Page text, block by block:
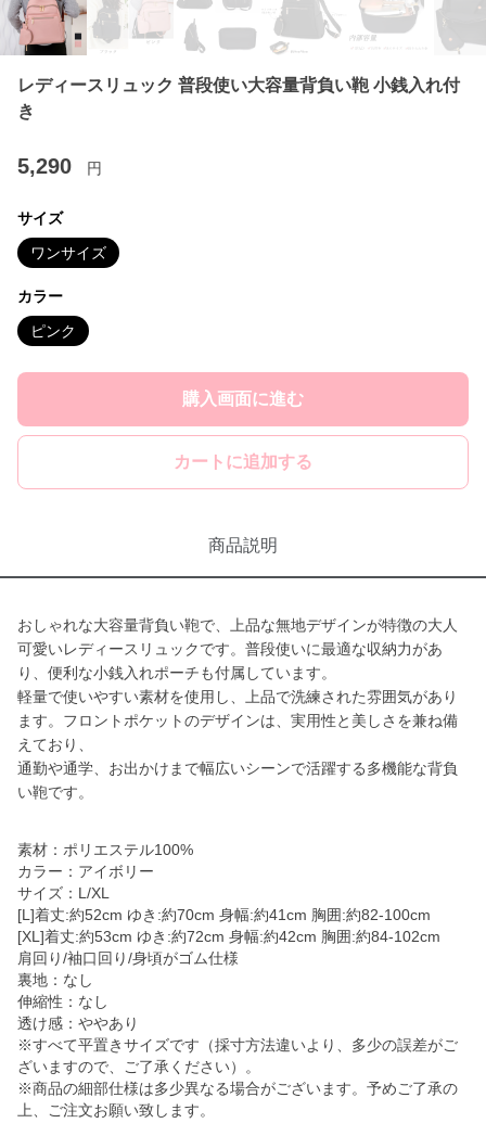
レディースリュック 普段使い大容量背負い鞄 小銭入れ付
き
5,290 円
サイズ
ワンサイズ
カラー
ピンク
購入画面に進む
カートに追加する
商品説明
おしゃれな大容量背負い鞄で、上品な無地デザインが特徴の大人
可愛いレディースリュックです。普段使いに最適な収納力があ
り、便利な小銭入れポーチも付属しています。
軽量で使いやすい素材を使用し、上品で洗練された雰囲気があり
ます。フロントポケットのデザインは、実用性と美しさを兼ね備
えており、
通勤や通学、お出かけまで幅広いシーンで活躍する多機能な背負
い鞄です。
素材：ポリエステル100%
カラー：アイボリー
サイズ：L/XL
[L]着丈:約52cm ゆき:約70cm 身幅:約41cm 胸囲:約82-100cm
[XL]着丈:約53cm ゆき:約72cm 身幅:約42cm 胸囲:約84-102cm
肩回り/袖口回り/身頃がゴム仕様
裏地：なし
伸縮性：なし
透け感：ややあり
※すべて平置きサイズです（採寸方法違いより、多少の誤差がご
ざいますので、ご了承ください）。
※商品の細部仕様は多少異なる場合がございます。予めご了承の
上、ご注文お願い致します。